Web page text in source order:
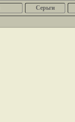
Серьги